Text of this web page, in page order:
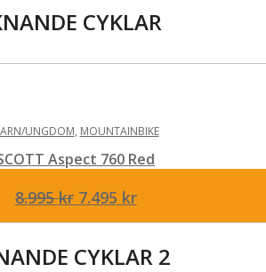
CYKLAR
UNGDOM, MOUNTAINBIKE
Aspect 760 Red
8.995kr Det
ursprungliga
var:
7.495 krDet
nuvarande
är:
CYKLAR 2